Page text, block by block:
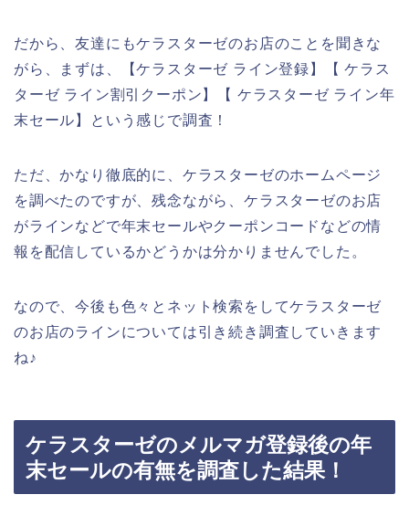
だから、友達にもケラスターゼのお店のことを聞きな
がら、まずは、【ケラスターゼ ライン登録】【 ケラス
ターゼ ライン割引クーポン】【 ケラスターゼ ライン年
末セール】という感じで調査！
ただ、かなり徹底的に、ケラスターゼのホームページ
を調べたのですが、残念ながら、ケラスターゼのお店
がラインなどで年末セールやクーポンコードなどの情
報を配信しているかどうかは分かりませんでした。
なので、今後も色々とネット検索をしてケラスターゼ
のお店のラインについては引き続き調査していきます
ね♪
ケラスターゼのメルマガ登録後の年
末セールの有無を調査した結果！